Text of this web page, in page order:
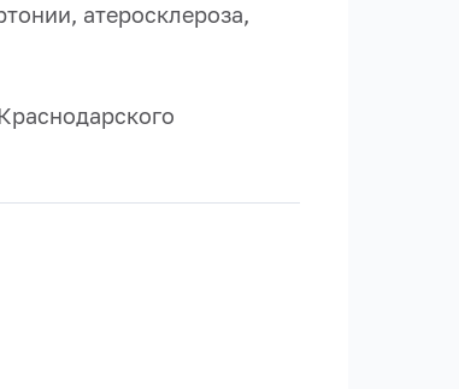
атеросклероза,